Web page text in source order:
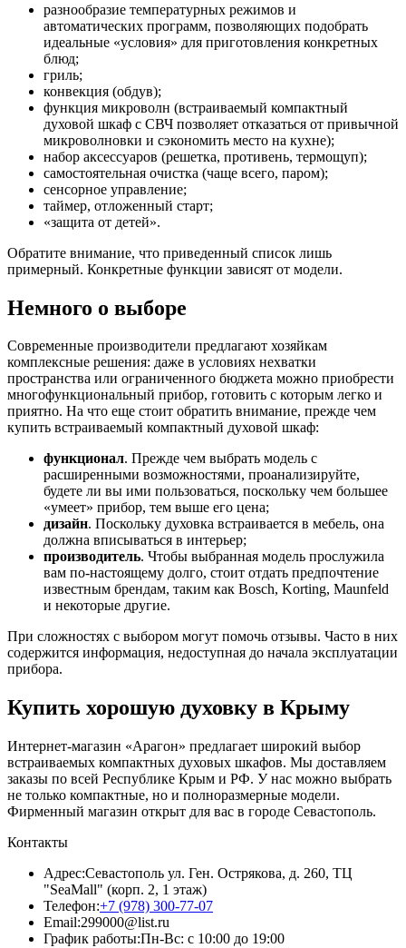
разнообразие температурных режимов и
автоматических программ, позволяющих подобрать
идеальные «условия» для приготовления конкретных
блюд;
гриль;
конвекция (обдув);
функция микроволн (встраиваемый компактный
духовой шкаф с СВЧ позволяет отказаться от привычной
микроволновки и сэкономить место на кухне);
набор аксессуаров (решетка, противень, термощуп);
самостоятельная очистка (чаще всего, паром);
сенсорное управление;
таймер, отложенный старт;
«защита от детей».
Обратите внимание, что приведенный список лишь
примерный. Конкретные функции зависят от модели.
Немного о выборе
Современные производители предлагают хозяйкам
комплексные решения: даже в условиях нехватки
пространства или ограниченного бюджета можно приобрести
многофункциональный прибор, готовить с которым легко и
приятно. На что еще стоит обратить внимание, прежде чем
купить встраиваемый компактный духовой шкаф:
функционал. Прежде чем выбрать модель с
расширенными возможностями, проанализируйте,
будете ли вы ими пользоваться, поскольку чем большее
«умеет» прибор, тем выше его цена;
дизайн. Поскольку духовка встраивается в мебель, она
должна вписываться в интерьер;
производитель. Чтобы выбранная модель прослужила
вам по-настоящему долго, стоит отдать предпочтение
известным брендам, таким как Bosch, Korting, Maunfeld
и некоторые другие.
При сложностях с выбором могут помочь отзывы. Часто в них
содержится информация, недоступная до начала эксплуатации
прибора.
Купить хорошую духовку в Крыму
Интернет-магазин «Арагон» предлагает широкий выбор
встраиваемых компактных духовых шкафов. Мы доставляем
заказы по всей Республике Крым и РФ. У нас можно выбрать
не только компактные, но и полноразмерные модели.
Фирменный магазин открыт для вас в городе Севастополь.
Контакты
Адрес:Севастополь ул. Ген. Острякова, д. 260, ТЦ
"SeaMall" (корп. 2, 1 этаж)
Телефон:+7 (978) 300-77-07
Email:299000@list.ru
График работы:Пн-Вс: с 10:00 до 19:00